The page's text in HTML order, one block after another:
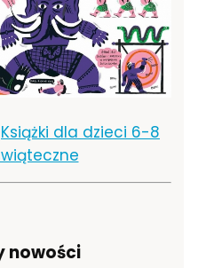
Książki dla dzieci 6-8
nowości